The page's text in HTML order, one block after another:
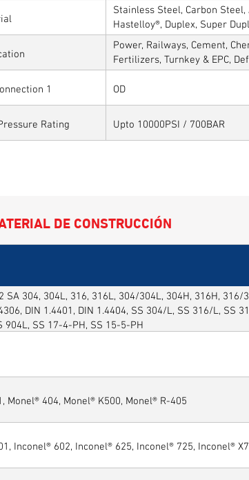
Stainless Steel, Carbon
Hastelloy®, Duplex, Super
Alloys
Power, Railways, Cement,
Fertilizers, Turnkey & EPC,
Sytems, Paper Mills etc.,
1
OD
Rating Upto 10000PSI / 700BAR
DE CONSTRUCCIÓN
SA 304, 304L, 316, 316L, 304/304L, 304H, 316H,
DIN 1.4401, DIN 1.4404, SS 304/L, SS 316/L, SS
904L, SS 17-4-PH, SS 15-5-PH
Monel® 404, Monel® K500, Monel® R-405
Inconel® 602, Inconel® 625, Inconel® 725, Inconel®